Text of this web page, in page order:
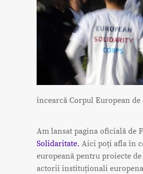
încearcă Corpul European
Am lansat pagina oficială de
Solidaritate. Aici poți afla în
europeană pentru proiecte
actorii instituționali